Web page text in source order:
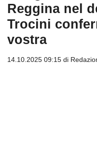
Reggina nel
Trocini
vostra
14.10.2025 09:15 di